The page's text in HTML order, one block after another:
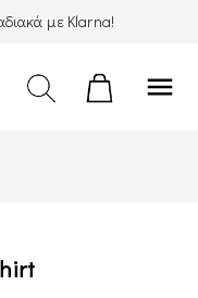
με Klarna!
menu